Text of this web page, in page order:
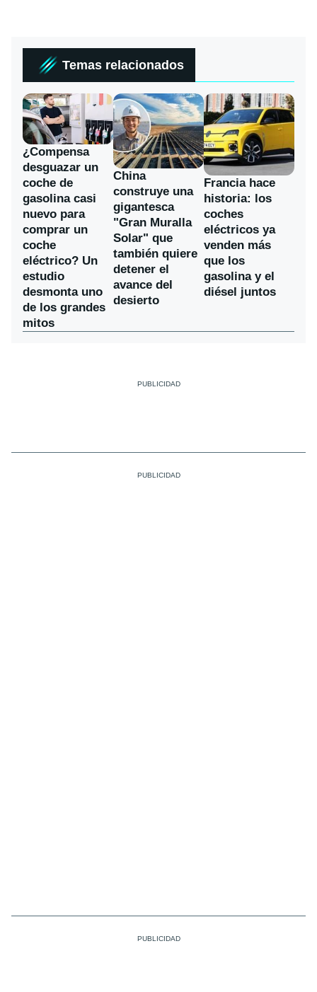
Temas relacionados
¿Compensa
desguazar un
coche de
gasolina casi
nuevo para
comprar un
coche
eléctrico? Un
estudio
desmonta uno
de los grandes
mitos
China
construye una
gigantesca
"Gran Muralla
Solar" que
también quiere
detener el
avance del
desierto
Francia hace
historia: los
coches
eléctricos ya
venden más
que los
gasolina y el
diésel juntos